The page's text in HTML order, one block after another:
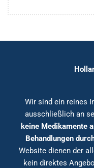
Wir sind ein reines
ausschließlich an
keine Medikamente
Behandlungen
Website dienen der
kein direktes